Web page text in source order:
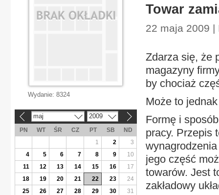
Towar
22 maja 2009 |
Zdarza się, że
magazyny
by chociaż
Może to
Formę i
pracy. Przepis
jego część
towarów. Jest
zakładowy
Wydanie: 8324
maj 2009
PN WT ŚR CZ PT SB
ND
1
2
3
4
5 6 7 8 9
10
11
12 13 14 15 16
17
18
19 20 21 22 23
24
25
26 27 28 29 30 31